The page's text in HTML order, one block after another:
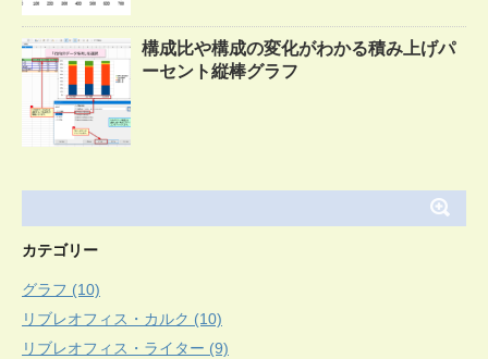
構成比や構成の変化がわかる積み上げパ
ーセント縦棒グラフ
カテゴリー
グラフ (10)
リブレオフィス・カルク (10)
リブレオフィス・ライター (9)